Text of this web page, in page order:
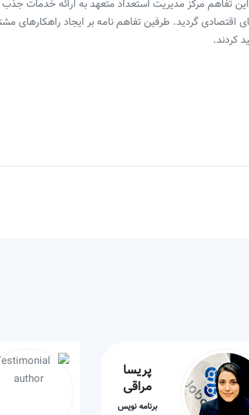
تفاهم مرکز مدیریت استعداد متعهد به ارائه خدمات
اقتصادی گردید. طرفین تفاهم نامه بر ایجاد راهکارهای
کردند.
پریسا
مراقی
برنامه نویس